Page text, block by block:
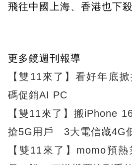
飛往中國上海、香港也下
更多鏡週刊報導
【雙11來了】看好年底
碼促銷AI PC
【雙11來了】搬iPhone
搶5G用戶 3大電信藏4G
【雙11來了】momo預